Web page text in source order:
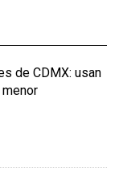
de CDMX: usan